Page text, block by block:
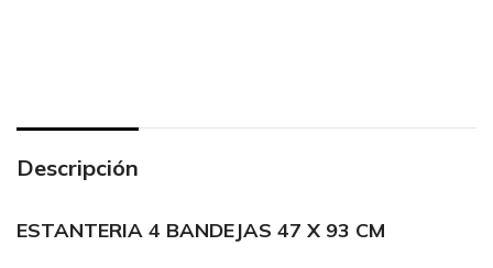
Descripción
ESTANTERIA 4 BANDEJAS 47 X 93 CM